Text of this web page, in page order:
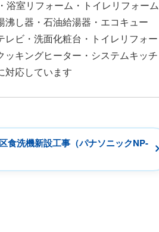
浴室リフォーム・トイレリフォーム
し器・石油給湯器・エコキュー
レビ・洗面化粧台・トイレリフォー
キングヒーター・システムキッチ
対応しています
食洗機新設工事（パナソニックNP-